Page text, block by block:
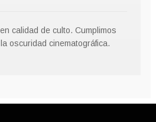
calidad de culto. Cumplimos
oscuridad cinematográfica.